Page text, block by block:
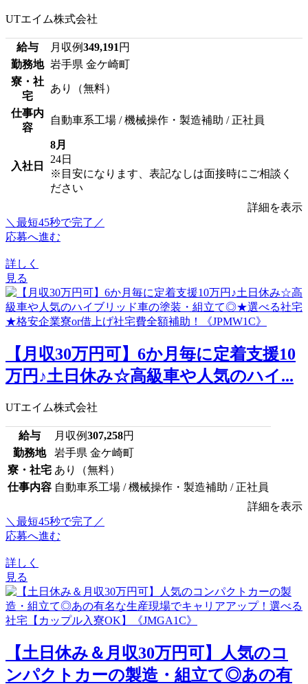
UTエイム株式会社
給与 月収例349,191 円
勤務地 岩手県 金ケ崎町
寮・社
宅
あり（無料）
仕事内
容
自動車系工場 / 機械操作・製造補助 / 正社員
入社日
8月
24日
※目安になります、表記なしは面接時にご相談く
ださい
詳細を表示
＼最短45秒で完了／
応募へ進む
詳しく
見る
【月収30万円可】6か月毎に定着支援10
万円♪土日休み☆高級車や人気のハイ...
UTエイム株式会社
給与 月収例307,258円
勤務地
岩手県 金ケ崎町
寮・社宅 あり（無料）
仕事内容 自動車系工場 / 機械操作・製造補助 / 正社員
詳細を表示
＼最短45秒で完了／
応募へ進む
詳しく
見る
【土日休み＆月収30万円可】人気のコ
ンパクトカーの製造・組立て◎あの有